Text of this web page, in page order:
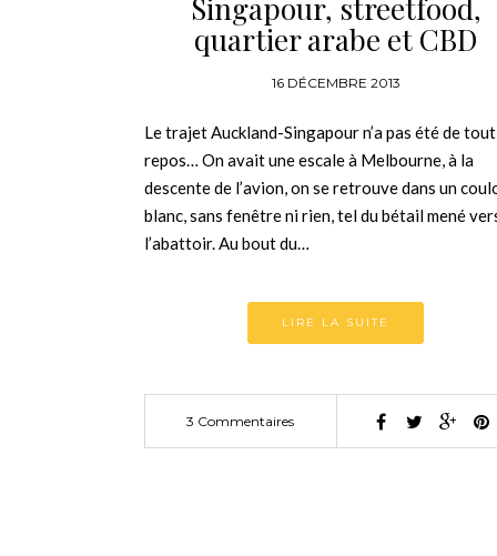
Singapour, streetfood,
quartier arabe et CBD
16 DÉCEMBRE 2013
Le trajet Auckland-Singapour n’a pas été de tout
repos… On avait une escale à Melbourne, à la
descente de l’avion, on se retrouve dans un
blanc, sans fenêtre ni rien, tel du bétail mené
l’abattoir. Au bout du…
LIRE LA SUITE
3 Commentaires